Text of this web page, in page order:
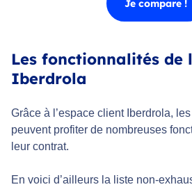
Je compare !
Les fonctionnalités de
Iberdrola
Grâce à l’espace client Iberdrola,
peuvent profiter de nombreuses
leur contrat.
En voici d’ailleurs la liste non-